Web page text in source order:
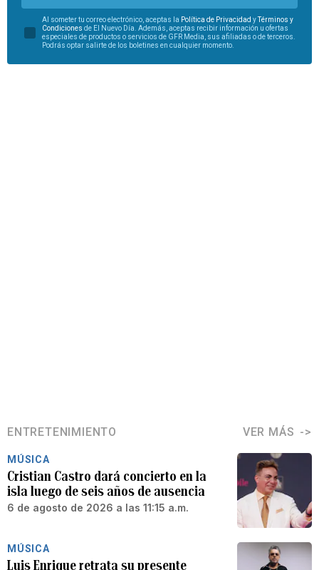
Al someter tu correo electrónico, aceptas la Política de Privacidad yTérminos y
Condiciones de El Nuevo Día. Además, aceptas recibir información u ofertas
especiales de productos o servicios de GFR Media, sus afiliadas o de terceros.
Podrás optar salirte de los boletines en cualquier momento.
ENTRETENIMIENTO VER MÁS
MÚSICA
Cristian Castro dará concierto en la
isla luego de seis años de ausencia
6 de agosto de 2026 a las 11:15 a.m.
MÚSICA
Luis Enrique retrata su presente